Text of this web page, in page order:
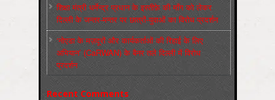
शिक्षा मंत्री धर्मेन्द्र प्रधान के इस्तीफ़े की माँग को लेकर
दिल्ली के जन्तर-मन्तर पर छात्रों-युवाओं का विरोध प्रदर्शन
‘नोएडा के मज़दूरों और कार्यकर्ताओं की रिहाई के लिए
अभियान’ (CaRWAN) के बैनर तले दिल्ली में विरोध
प्रदर्शन
Recent Comments